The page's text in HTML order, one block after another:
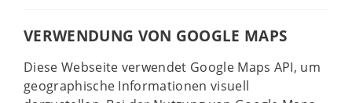
VERWENDUNG VON GOOGLE MAPS
Diese Webseite verwendet Google Maps API, um
geographische Informationen visuell